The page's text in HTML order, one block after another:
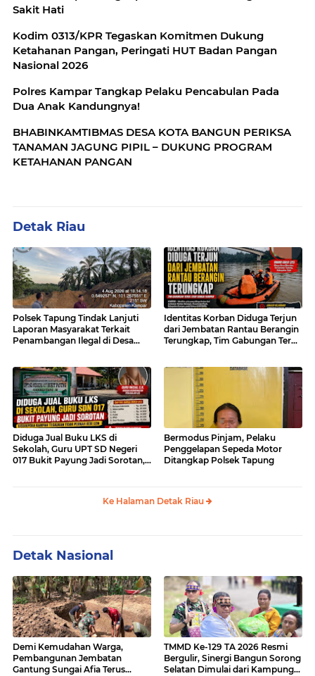
Sakit Hati
Kodim 0313/KPR Tegaskan Komitmen Dukung
Ketahanan Pangan, Peringati HUT Badan Pangan
Nasional 2026
Polres Kampar Tangkap Pelaku Pencabulan Pada
Dua Anak Kandungnya!
BHABINKAMTIBMAS DESA KOTA BANGUN PERIKSA
TANAMAN JAGUNG PIPIL – DUKUNG PROGRAM
KETAHANAN PANGAN
Detak Riau
Polsek Tapung Tindak Lanjuti
Laporan Masyarakat Terkait
Penambangan Ilegal di Desa
Identitas Korban Diduga Terjun
dari Jembatan Rantau Berangin
Terungkap, Tim Gabungan Terus
Diduga Jual Buku LKS di
Sekolah, Guru UPT SD Negeri
017 Bukit Payung Jadi Sorotan,
Bermodus Pinjam, Pelaku
Penggelapan Sepeda Motor
Ditangkap Polsek Tapung
Ke Halaman Detak Riau
Detak Nasional
Demi Kemudahan Warga,
Pembangunan Jembatan
Gantung Sungai Afia Terus
TMMD Ke-129 TA 2026 Resmi
Bergulir, Sinergi Bangun Sorong
Selatan Dimulai dari Kampung